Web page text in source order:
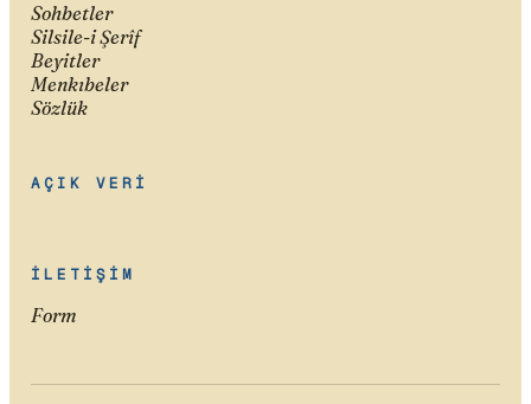
Sohbetler
Silsile-i Şerîf
Beyitler
Menkıbeler
Sözlük
AÇIK VERI
İLETIŞIM
Form